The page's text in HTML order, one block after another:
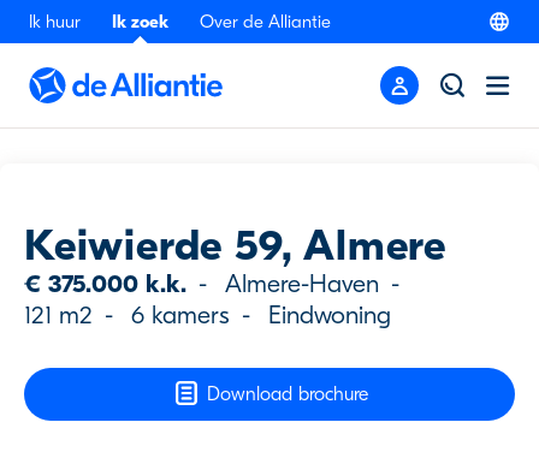
Ik huur Ik zoek Over de Alliantie
Terug
Keiwierde 59, Almere
€ 375.000 k.k. - Almere-Haven -
121 m2 - 6 kamers - Eindwoning
Download brochure